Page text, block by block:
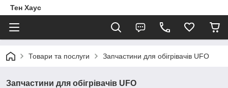
Тен Хаус
Товари та послуги Запчастини для обігрівачів UFO
Запчастини для обігрівачів UFO